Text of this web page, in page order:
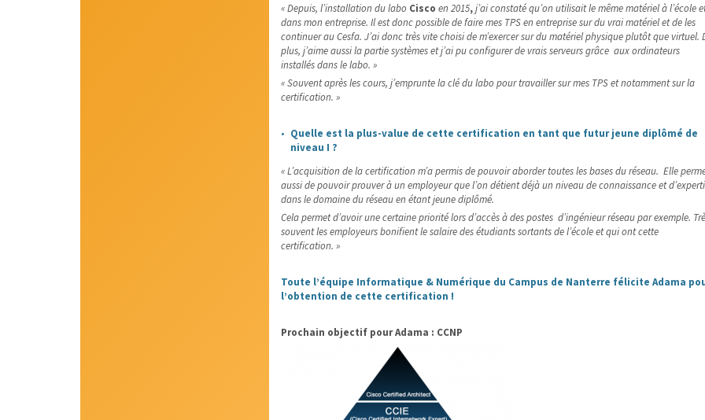
«Depuis, l’installation du labo Cisco en 2015,j’ai constaté qu’on utilisait le même matériel à l’école
dans mon entreprise. Il est donc possible de faire mes TPSen entreprise sur du vrai matériel et deles
continuer auCesfa. J’ai donc très vite choisi de m’exercer sur dumatériel physique plutôt que virtuel.
plus, j’aime aussi la partie systèmes et j’ai pu configurer de vrais serveurs grâce aux ordinateurs
installés dans lelabo. »
« Souvent après les cours, j’empruntela clé du labo pour travailler sur mes TPSet notamment sur la
certification. »
Quelle est la plus-value de cette certification en tant que futur jeune diplômé de
niveau I ?
« L’acquisition de la certification m’a permis de pouvoir aborder toutes les bases du réseau. Elle
aussi de pouvoir prouver à un employeur que l’on détient déjà un niveau deconnaissance et
dans le domaine du réseau en étant jeune diplômé.
Cela permet d’avoir une certaine priorité lors d’accès à des postes d’ingénieurréseau par exemple.
souventles employeurs bonifient le salaire des étudiants sortants de l’école et qui ont cette
certification. »
Toute l’équipe Informatique & Numérique du Campus de Nanterre félicite Adama
l’obtention de cette certification !
Prochain objectif pour Adama : CCNP